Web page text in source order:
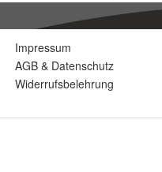
Impressum
AGB & Datenschutz
Widerrufsbelehrung